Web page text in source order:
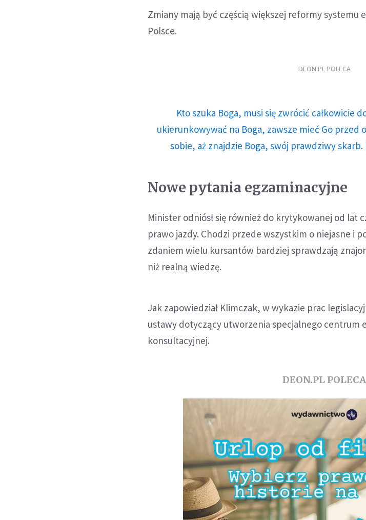
Zmiany mają być częścią większej reformy systemu
Polsce.
DEON.PL POLECA
Kto szuka Boga, musi się zwrócić całkowicie
ukierunkowywać na Boga, zawsze mieć Go przed
sobie, aż znajdzie Boga, swój prawdziwy skarb.
Nowe pytania egzaminacyjne
Minister odniósł się również do krytykowanej od lat
prawo jazdy. Chodzi przede wszystkim o niejasne i
zdaniem wielu kursantów bardziej sprawdzają
niż realną wiedzę.
Jak zapowiedział Klimczak, w wykazie prac
ustawy dotyczący utworzenia specjalnego centrum
konsultacyjnej.
DEON.PL POLECA